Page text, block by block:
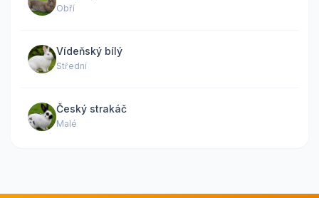
Obří
Vídeňský bílý
Střední
Český strakáč
Malé